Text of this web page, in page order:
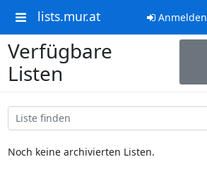
lists.mur.at Anmelden
Verfügbare
Listen
Noch keine archivierten Listen.